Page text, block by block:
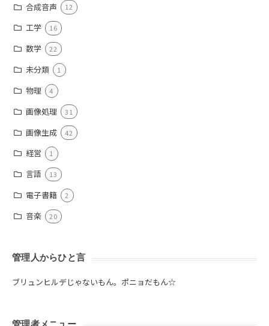
合成音声 12
工学 16
数学 22
未分類 1
物理 4
画像処理 31
画像生成 42
経営 1
言語 13
電子書籍 2
音楽 20
管理人からひと言
ブリュンヒルデじゃないもん。ポニョだもん☆